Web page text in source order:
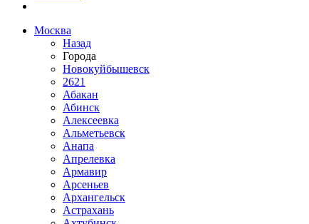
Москва
Назад
Города
Новокуйбышевск
2621
Абакан
Абинск
Алексеевка
Альметьевск
Анапа
Апрелевка
Армавир
Арсеньев
Архангельск
Астрахань